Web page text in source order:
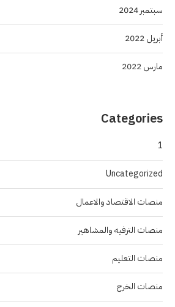
سبتمبر 2024
أبريل 2022
مارس 2022
Categories
1
Uncategorized
منصات الاقتصاد والاعمال
منصات الترفيه والمشاهير
منصات التعليم
منصات الخرج